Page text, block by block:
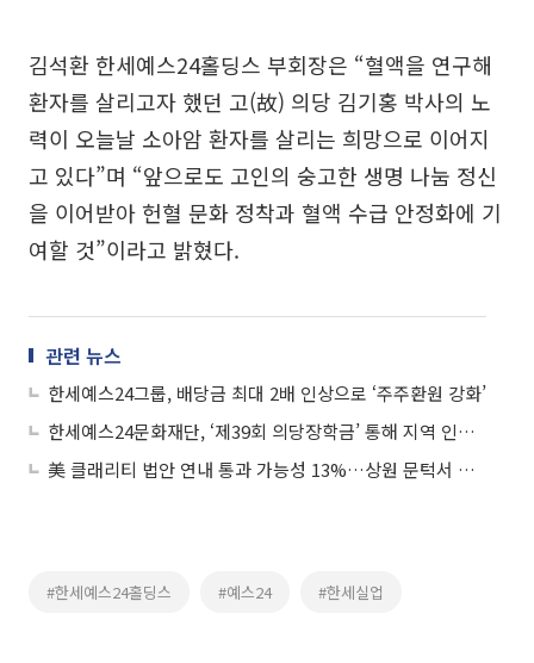
김석환 한세예스24홀딩스 부회장은 “혈액을 연구해
환자를 살리고자 했던 고(故) 의당 김기홍 박사의 노
력이 오늘날 소아암 환자를 살리는 희망으로 이어지
고 있다”며 “앞으로도 고인의 숭고한 생명 나눔 정신
을 이어받아 헌혈 문화 정착과 혈액 수급 안정화에 기
여할 것”이라고 밝혔다.
관련 뉴스
한세예스24그룹, 배당금 최대 2배 인상으로 ‘주주환원 강화’
한세예스24문화재단, ‘제39회 의당장학금’ 통해 지역 인재 육성
美 클래리티 법안 연내 통과 가능성 13%…상원 문턱서 제동
#한세예스24홀딩스 #예스24 #한세실업